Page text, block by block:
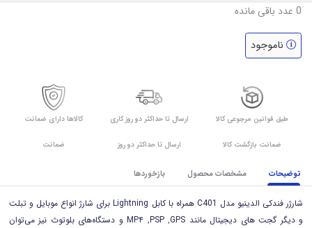
0 عدد باقی مانده
ناموجود
طبق قوانین مرجوعی کالا
ضمانت بازگشت کالا
ارسال تا حداکثر دو روز کاری
ارسال تا حداکثر دو روز
کالاها دارای ضمانت
ضمانت
توضیحات مشخصات محصول بازخوردها
شارژر فندکی الدینیو مدل C401 همراه با کابل Lightning برای شارژ انواع موبایل و تبلت
و دیگر گجت های دیجیتال مانند MP۴ ‚PSP ‚GPS و دستگاه‌های بلوتوث نیز می‌توان